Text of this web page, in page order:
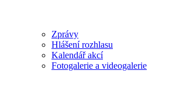
Zprávy
Hlášení rozhlasu
Kalendář akcí
Fotogalerie a videogalerie